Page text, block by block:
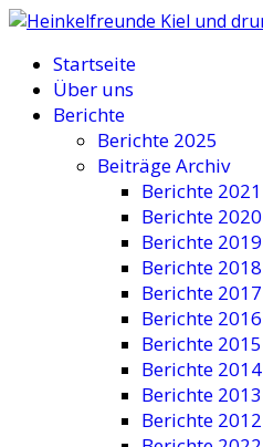
Startseite
Über uns
Berichte
Berichte 2025
Beiträge Archiv
Berichte 2021
Berichte 2020
Berichte 2019
Berichte 2018
Berichte 2017
Berichte 2016
Berichte 2015
Berichte 2014
Berichte 2013
Berichte 2012